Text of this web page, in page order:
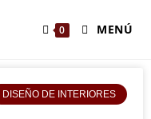
0 MENÚ
DISEÑO DE INTERIORES